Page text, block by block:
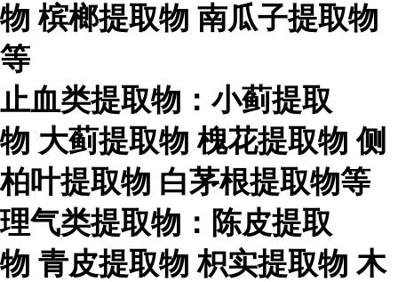
物 槟榔提取物 南瓜子提取物
等
止血类提取物：小蓟提取
物 大蓟提取物 槐花提取物 侧
柏叶提取物 白茅根提取物等
理气类提取物：陈皮提取
物 青皮提取物 枳实提取物 木